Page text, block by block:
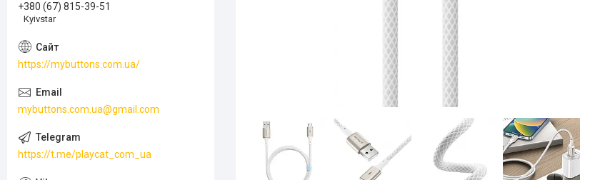
+380 (67) 815-39-51
Kyivstar
https://mybuttons.com.ua/
mybuttons.com.ua@gmail.com
https://t.me/playcat_com_ua